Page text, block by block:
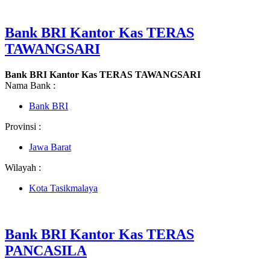
Bank BRI Kantor Kas TERAS
TAWANGSARI
Bank BRI Kantor Kas TERAS TAWANGSARI
Nama Bank :
Bank BRI
Provinsi :
Jawa Barat
Wilayah :
Kota Tasikmalaya
Bank BRI Kantor Kas TERAS
PANCASILA